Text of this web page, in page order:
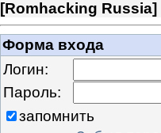
[Romhacking Russia]
Форма входа
Логин:
Пароль:
запомнить